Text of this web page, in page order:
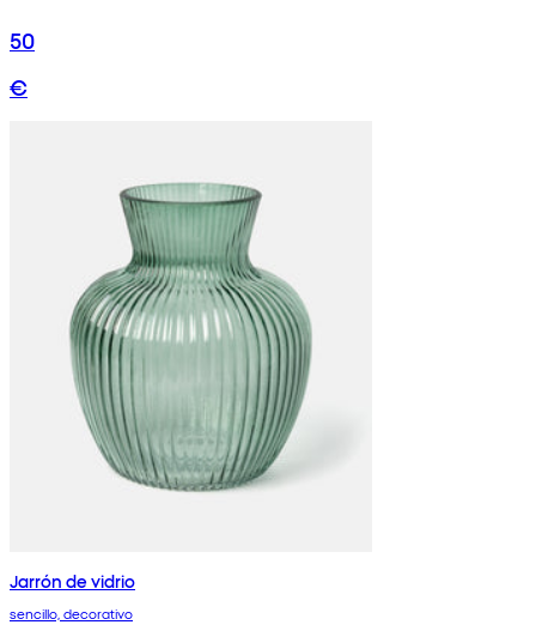
50
€
Jarrón de vidrio
sencillo, decorativo